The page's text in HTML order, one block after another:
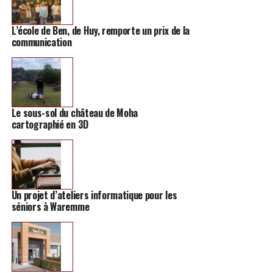
L’école de Ben, de Huy, remporte un prix de la
communication
Le sous-sol du château de Moha
cartographié en 3D
Un projet d’ateliers informatique pour les
séniors à Waremme